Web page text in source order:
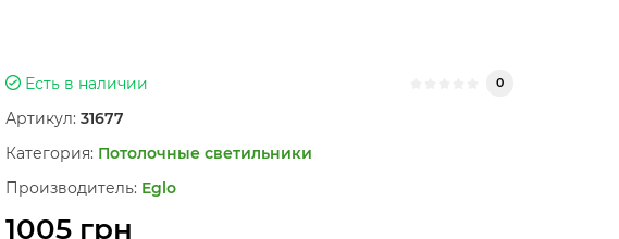
Есть в наличии 0
Артикул: 31677
Категория: Потолочные светильники
Производитель: Eglo
1005 грн